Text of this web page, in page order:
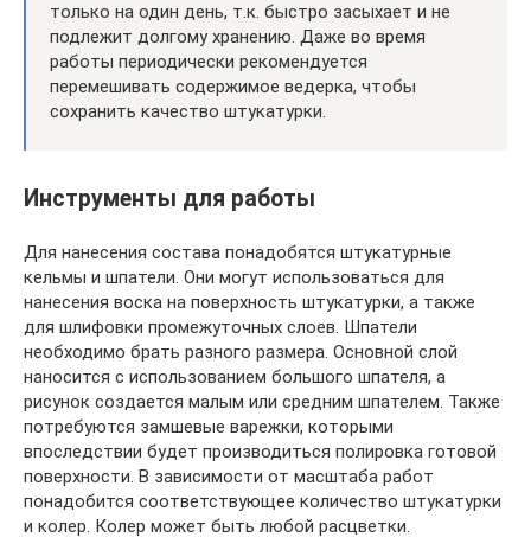
только на один день, т.к. быстро засыхает и не
подлежит долгому хранению. Даже во время
работы периодически рекомендуется
перемешивать содержимое ведерка, чтобы
сохранить качество штукатурки.
Инструменты для работы
Для нанесения состава понадобятся штукатурные
кельмы и шпатели. Они могут использоваться для
нанесения воска на поверхность штукатурки, а также
для шлифовки промежуточных слоев. Шпатели
необходимо брать разного размера. Основной слой
наносится с использованием большого шпателя, а
рисунок создается малым или средним шпателем. Также
потребуются замшевые варежки, которыми
впоследствии будет производиться полировка готовой
поверхности. В зависимости от масштаба работ
понадобится соответствующее количество штукатурки
и колер. Колер может быть любой расцветки.